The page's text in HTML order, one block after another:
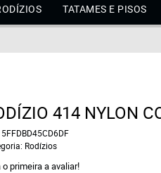
TATAMES E PISOS
414 NYLON
5FFDBD45CD6DF
Rodízios
o primeira a avaliar!